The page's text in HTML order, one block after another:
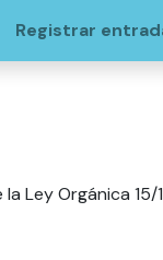
Registrar
Ley Orgánica